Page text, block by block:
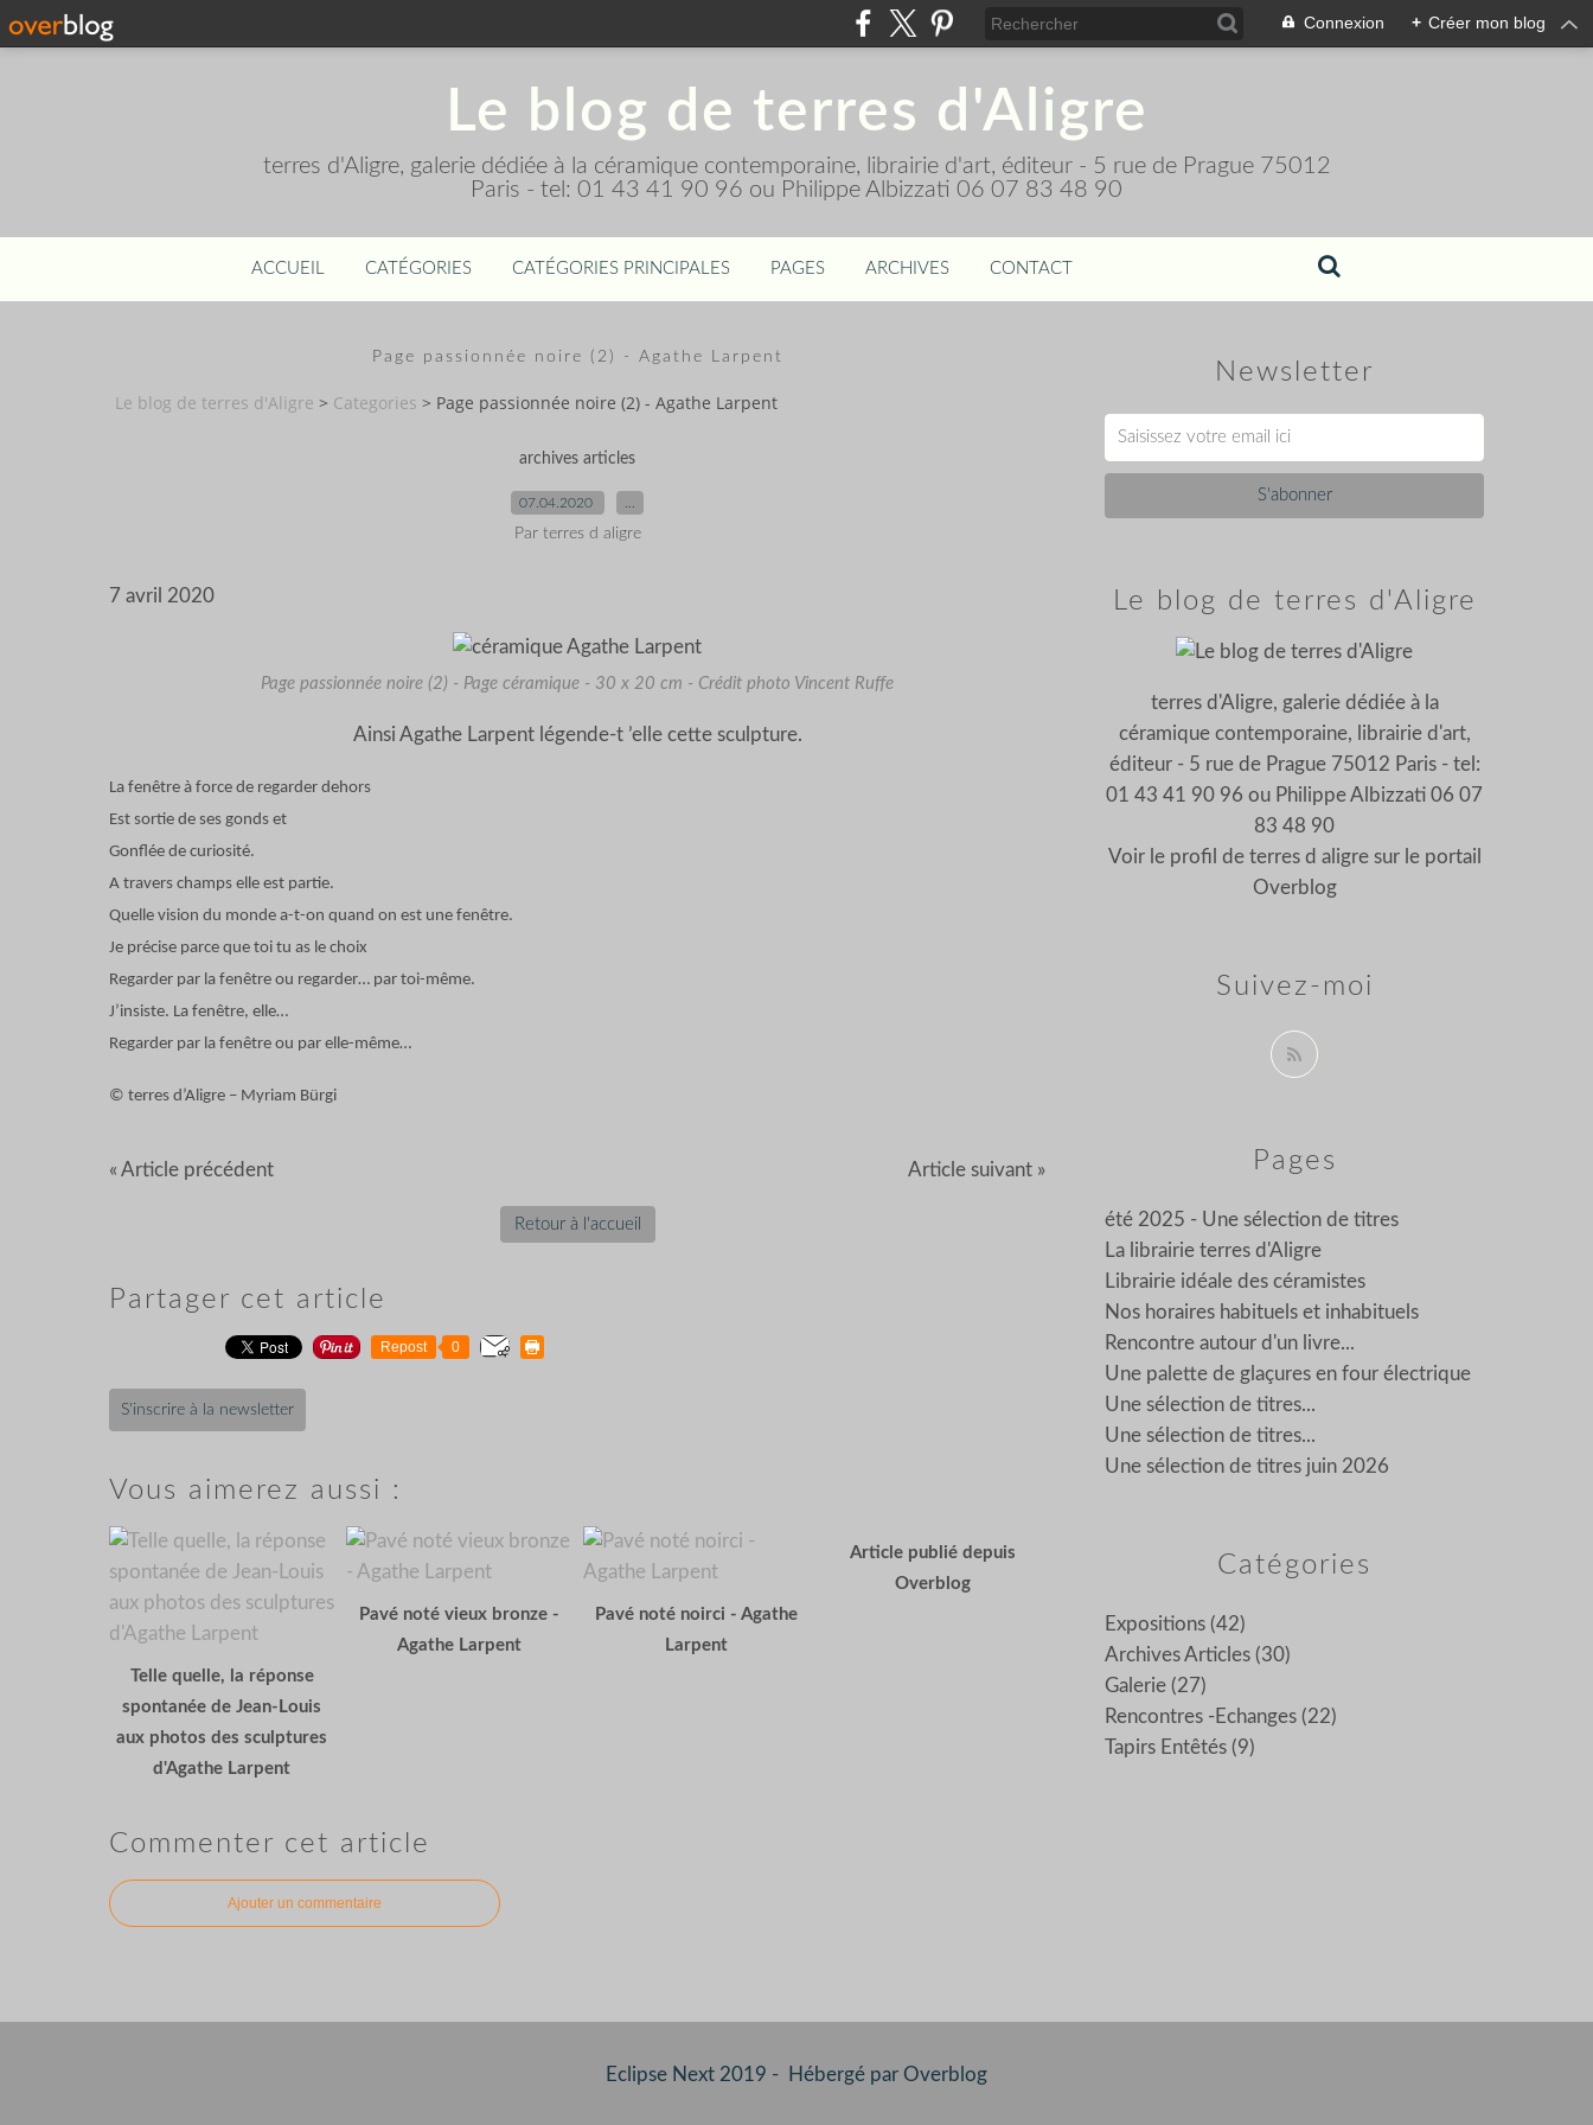
Connexion + Créer mon blog
Le blog de terres d'Aligre
terres d'Aligre, galerie dédiée à la céramique contemporaine, librairie d'art, éditeur - 5 rue de Prague 75012
Paris - tel: 01 43 41 90 96 ou Philippe Albizzati 06 07 83 48 90
ACCUEIL CATÉGORIES CATÉGORIES PRINCIPALES PAGES ARCHIVES CONTACT
Page passionnée noire (2) - Agathe Larpent
Le blog de terres d'Aligre > Categories > Page passionnée noire (2) - Agathe Larpent
archives articles
07.04.2020
Par terres d aligre
7 avril 2020
Page passionnée noire (2) - Page céramique - 30 x 20 cm - Crédit photo Vincent Ruffe
Ainsi Agathe Larpent légende-t ’elle cette sculpture.
La fenêtre à force de regarder dehors
Est sortie de ses gonds et
Gonflée de curiosité.
A travers champs elle est partie.
Quelle vision du monde a-t-on quand on est une fenêtre.
Je précise parce que toi tu as le choix
Regarder par la fenêtre ou regarder… par toi-même.
J’insiste. La fenêtre, elle…
Regarder par la fenêtre ou par elle-même…
© terres d’Aligre – Myriam Bürgi
« Article précédent Article suivant »
Retour à l'accueil
Partager cet article
Repost 0
S'inscrire à la newsletter
Vous aimerez aussi :
Telle quelle, la réponse
spontanée de Jean-Louis
aux photos des sculptures
d'Agathe Larpent
Pavé noté vieux bronze -
Agathe Larpent
Pavé noté noirci - Agathe
Larpent
Article publié depuis
Overblog
Commenter cet article
Ajouter un commentaire
Newsletter
Catégories
Expositions (42)
Archives Articles (30)
Galerie (27)
Rencontres -echanges (22)
Tapirs Entêtés (9)
Pages
été 2025 - Une sélection de titres
La librairie terres d'Aligre
Librairie idéale des céramistes
Nos horaires habituels et inhabituels
Rencontre autour d'un livre...
Une palette de glaçures en four électrique
Une sélection de titres...
Une sélection de titres...
Une sélection de titres juin 2026
Le blog de terres d'Aligre
terres d'Aligre, galerie dédiée à la
céramique contemporaine, librairie d'art,
éditeur - 5 rue de Prague 75012 Paris - tel:
01 43 41 90 96 ou Philippe Albizzati 06 07
83 48 90
Voir le profil de terres d aligresur le portail
Overblog
Suivez-moi
Eclipse Next 2019 - Hébergé par Overblog